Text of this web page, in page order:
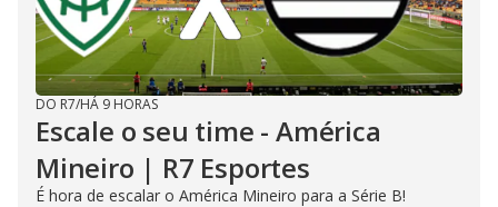
DO R7/HÁ 9 HORAS
Escale o seu time - América
Mineiro | R7 Esportes
É hora de escalar o América Mineiro para a Série B!